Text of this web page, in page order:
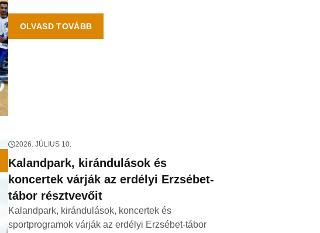
OLVASD TOVÁBB
2026. JÚLIUS 10.
Kalandpark, kirándulások és
koncertek várják az erdélyi Erzsébet-
tábor résztvevőit
Kalandpark, kirándulások, koncertek és
sportprogramok várják az erdélyi Erzsébet-tábor